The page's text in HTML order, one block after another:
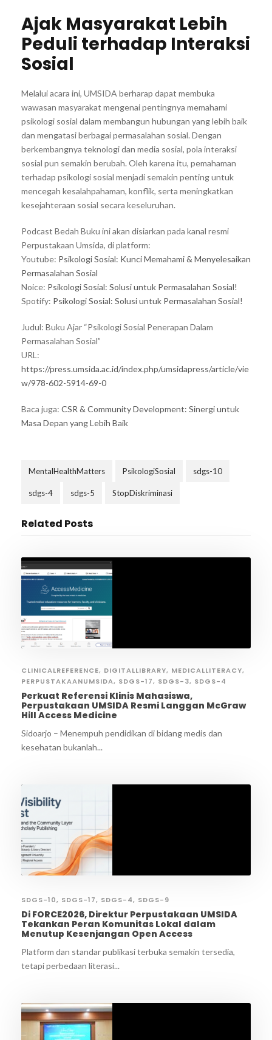
Ajak Masyarakat Lebih
Peduli terhadap Interaksi
Sosial
Melalui acara ini, UMSIDA berharap dapat membuka
wawasan masyarakat mengenai pentingnya memahami
psikologi sosial dalam membangun hubungan yang lebih baik
dan mengatasi berbagai permasalahan sosial. Dengan
berkembangnya teknologi dan media sosial, pola interaksi
sosial pun semakin berubah. Oleh karena itu, pemahaman
terhadap psikologi sosial menjadi semakin penting untuk
mencegah kesalahpahaman, konflik, serta meningkatkan
kesejahteraan sosial secara keseluruhan.
Podcast Bedah Buku ini akan disiarkan pada kanal resmi
Perpustakaan Umsida, di platform:
Youtube: Psikologi Sosial: Kunci Memahami & Menyelesaikan
Permasalahan Sosial
Noice: Psikologi Sosial: Solusi untuk Permasalahan Sosial!
Spotify: Psikologi Sosial: Solusi untuk Permasalahan Sosial!
Judul: Buku Ajar “Psikologi Sosial Penerapan Dalam
Permasalahan Sosial”
URL:
https://press.umsida.ac.id/index.php/umsidapress/article/vie
w/978-602-5914-69-0
Baca juga: CSR & Community Development: Sinergi untuk
Masa Depan yang Lebih Baik
MentalHealthMatters PsikologiSosial sdgs-10
sdgs-4 sdgs-5 StopDiskriminasi
Related Posts
CLINICALREFERENCE, DIGITALLIBRARY, MEDICALLITERACY,
PERPUSTAKAANUMSIDA, SDGS-17, SDGS-3, SDGS-4
Perkuat Referensi Klinis Mahasiswa,
Perpustakaan UMSIDA Resmi Langgan McGraw
Hill Access Medicine
Sidoarjo – Menempuh pendidikan di bidang medis dan
kesehatan bukanlah...
SDGS-10, SDGS-17, SDGS-4, SDGS-9
Di FORCE2026, Direktur Perpustakaan UMSIDA
Tekankan Peran Komunitas Lokal dalam
Menutup Kesenjangan Open Access
Platform dan standar publikasi terbuka semakin tersedia,
tetapi perbedaan literasi...